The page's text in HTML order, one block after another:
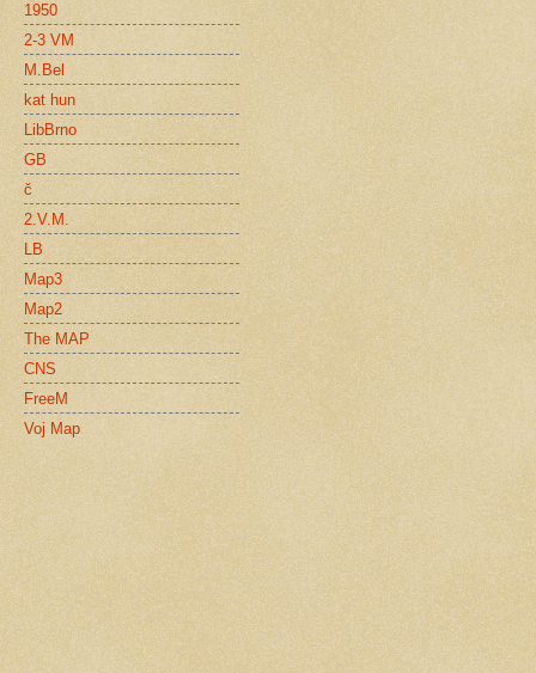
1950
2-3 VM
M.Bel
kat hun
LibBrno
GB
č
2.V.M.
LB
Map3
Map2
The MAP
CNS
FreeM
Voj Map